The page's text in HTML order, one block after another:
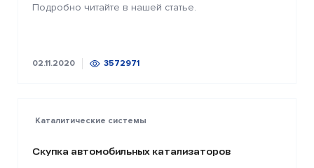
Подробно читайте в нашей статье.
02.11.2020 3572971
Каталитические системы
Скупка автомобильных катализаторов